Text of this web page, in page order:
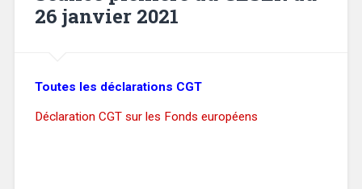
26 janvier 2021
Toutes les déclarations CGT
Déclaration CGT sur les Fonds européens